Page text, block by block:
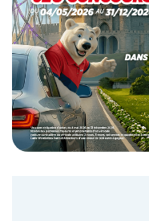
Mai
-
Décembre
2026
Locations